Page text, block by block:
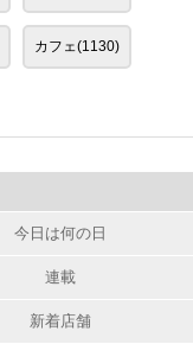
カフェ(1130)
今日は何の日
連載
新着店舗